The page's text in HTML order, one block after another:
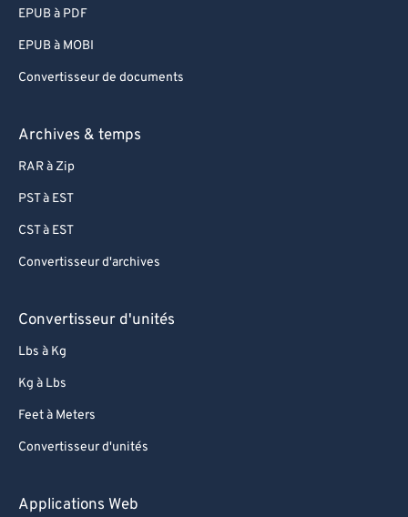
EPUB à PDF
EPUB à MOBI
Convertisseur de documents
Archives & temps
RAR à Zip
PST à EST
CST à EST
Convertisseur d'archives
Convertisseur d'unités
Lbs à Kg
Kg à Lbs
Feet à Meters
Convertisseur d'unités
Applications Web